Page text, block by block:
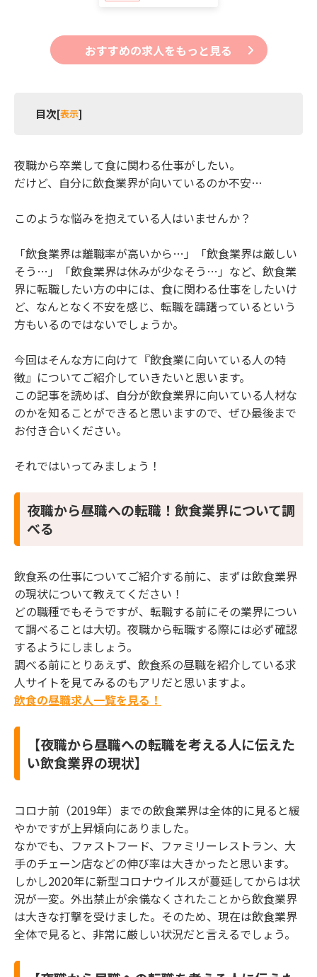
おすすめの求人をもっと見る
目次[表示]
1.1 【夜職から昼職への転職を考える人に伝えた
い飲食業界の現状】
い飲食業界の現実】
い飲食業界のこれから】
2 夜職から昼職への転職！飲食業界に向いている人
の特徴9選
2.1 【夜職から昼職への転職で飲食業界に向いて
いる人の特徴1】食べることが好き
いる人の特徴2】研究熱心
2.3 【夜職から昼職への転職で飲食業界に向いて
いる人の特徴3】人と接することが好き
2.4 【夜職から昼職への転職で飲食業界に向いて
いる人の特徴4】素早く丁寧な対応ができる
いる人の特徴5】毅然とした態度を取れる
2.7 【夜職から昼職への転職で飲食業界に向いて
いる人の特徴7】責任感が強い
2.9 【夜職から昼職への転職で飲食業界に向いて
いる人の特徴9】飲食店経営の夢がある
3 まとめ
夜職から卒業して食に関わる仕事がしたい。
だけど、自分に飲食業界が向いているのか不安…
このような悩みを抱えている人はいませんか？
「飲食業界は離職率が高いから…」「飲食業界は厳しい
そう…」「飲食業界は休みが少なそう…」など、飲食業
界に転職したい方の中には、食に関わる仕事をしたいけ
ど、なんとなく不安を感じ、転職を躊躇っているという
方もいるのではないでしょうか。
今回はそんな方に向けて『飲食業に向いている人の特
徴』についてご紹介していきたいと思います。
この記事を読めば、自分が飲食業界に向いている人材な
のかを知ることができると思いますので、ぜひ最後まで
お付き合いください。
それではいってみましょう！
夜職から昼職への転職！飲食業界について調
べる
飲食系の仕事についてご紹介する前に、まずは飲食業界
の現状について教えてください！
どの職種でもそうですが、転職する前にその業界につい
て調べることは大切。夜職から転職する際には必ず確認
するようにしましょう。
調べる前にとりあえず、飲食系の昼職を紹介している求
人サイトを見てみるのもアリだと思いますよ。
飲食の昼職求人一覧を見る！
【夜職から昼職への転職を考える人に伝えた
い飲食業界の現状】
コロナ前（2019年）までの飲食業界は全体的に見ると緩
やかですが上昇傾向にありました。
なかでも、ファストフード、ファミリーレストラン、大
手のチェーン店などの伸び率は大きかったと思います。
しかし2020年に新型コロナウイルスが蔓延してからは状
況が一変。外出禁止が余儀なくされたことから飲食業界
は大きな打撃を受けました。そのため、現在は飲食業界
全体で見ると、非常に厳しい状況だと言えるでしょう。